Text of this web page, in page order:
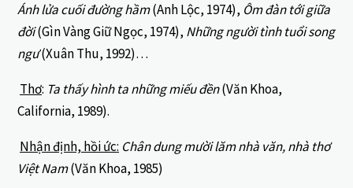
Ánh lửa cuối đường hầm(Anh Lộc, 1974), Ômđàn tới giữa
đời(Gìn Vàng Giữ Ngọc, 1974), Những người tình tuổi song
ngư(Xuân Thu, 1992)…
Thơ: Ta thấy hình ta những miếu đền(Văn Khoa,
California, 1989).
Nhận định, hồi ức: Chân dung mười lăm nhà văn, nhà thơ
Việt Nam(Văn Khoa, 1985)